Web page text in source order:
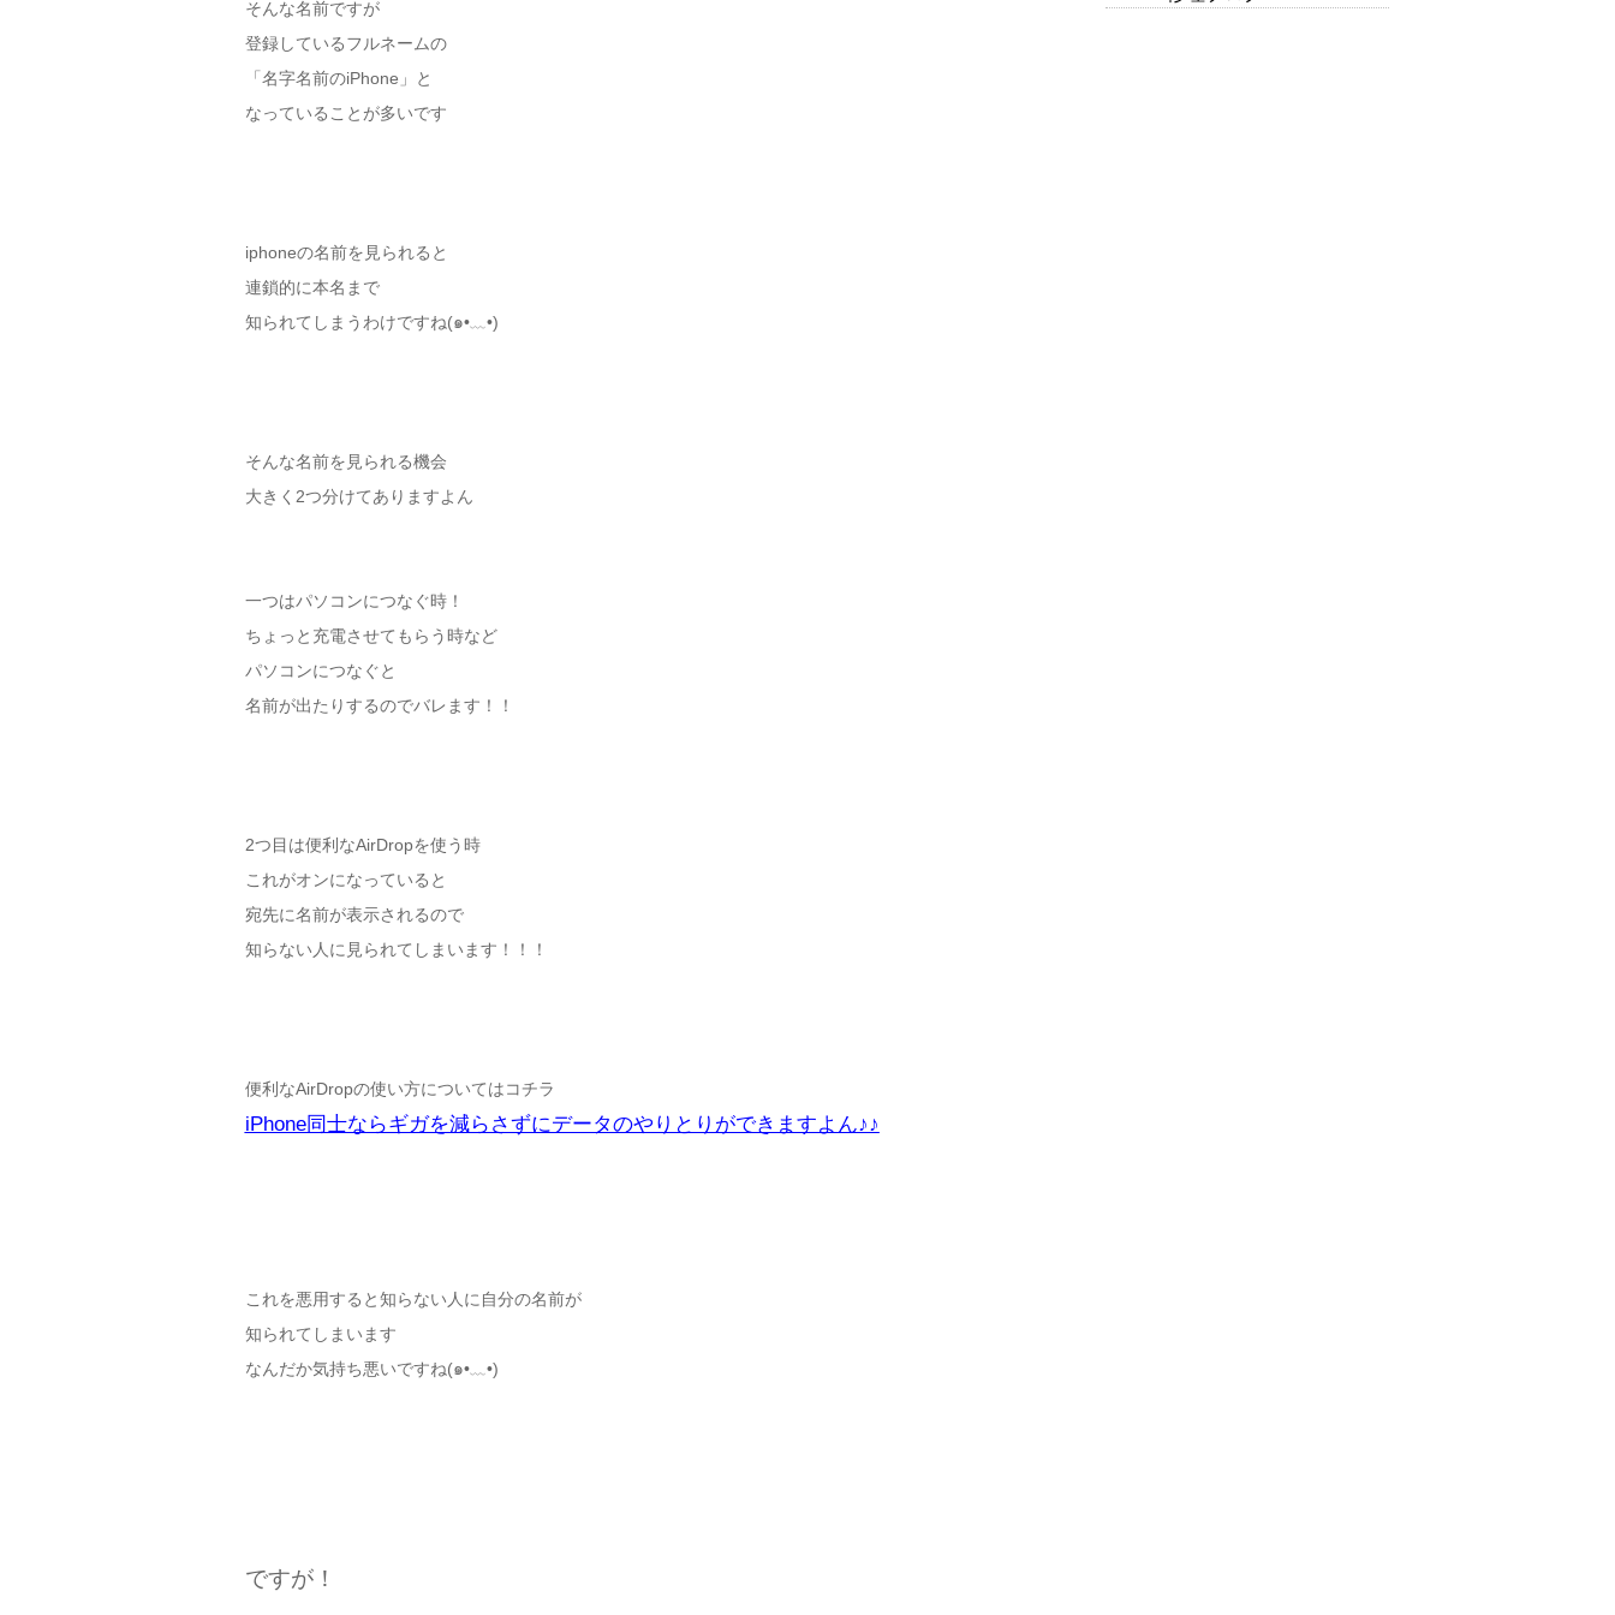
そんな名前ですが
登録しているフルネームの
「名字名前のiPhone」と
なっていることが多いです
iphoneの名前を見られると
連鎖的に本名まで
知られてしまうわけですね(๑•﹏•)
そんな名前を見られる機会
大きく2つ分けてありますよん
一つはパソコンにつなぐ時！
ちょっと充電させてもらう時など
パソコンにつなぐと
名前が出たりするのでバレます！！
2つ目は便利なAirDropを使う時
これがオンになっていると
宛先に名前が表示されるので
知らない人に見られてしまいます！！！
便利なAirDropの使い方についてはコチラ
iPhone同士ならギガを減らさずにデータのやりとりができますよん♪♪
これを悪用すると知らない人に自分の名前が
知られてしまいます
なんだか気持ち悪いですね(๑•﹏•)
ですが！